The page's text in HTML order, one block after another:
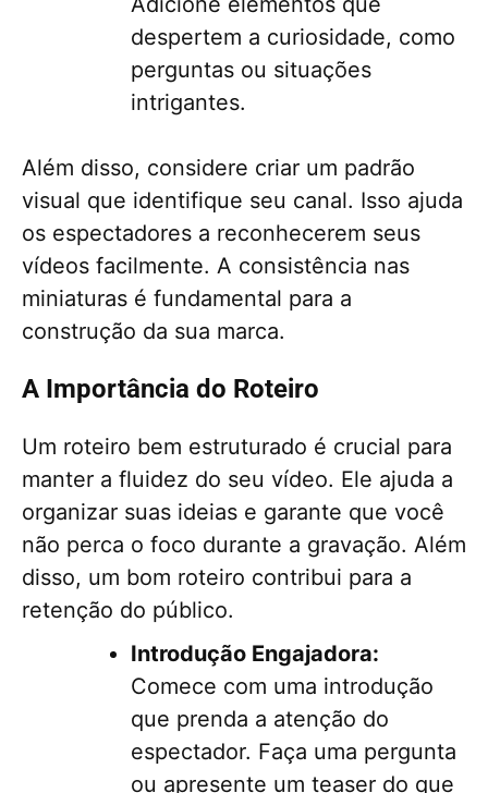
despertem a curiosidade, como
perguntas ou situações
intrigantes.
Além disso, considere criar um padrão
visual que identifique seu canal. Isso ajuda
os espectadores a reconhecerem seus
vídeos facilmente. A consistência nas
miniaturas é fundamental para a
construção da sua marca.
A Importância do Roteiro
Um roteiro bem estruturado é crucial para
manter a fluidez do seu vídeo. Ele ajuda a
organizar suas ideias e garante que você
não perca o foco durante a gravação. Além
disso, um bom roteiro contribui para a
retenção do público.
Introdução Engajadora:
Comece com uma introdução
que prenda a atenção do
espectador. Faça uma pergunta
ou apresente um teaser do que